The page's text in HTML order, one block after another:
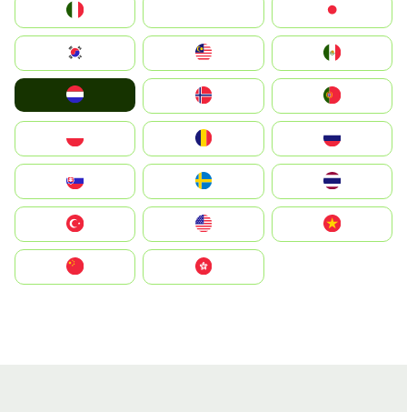
South Korea
United States
中國香港特別行政區